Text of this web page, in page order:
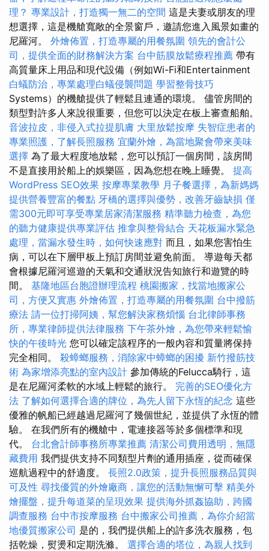
理？ 專業設計，打造獨一無二的空間 這是夫妻或朋友的理
想選擇，這是機艙寬敞的全景窗戶，邀請您進入風景如畫的
尼羅河。 外燴佈置，打造專屬的用餐氛圍 領先的會計公
司，提供全面的財務解決方案 台中筋膜放鬆療程推薦 帶有
高質量床上用品和現代設備（例如Wi-Fi和Entertainment
白蟻防治，專業處理白蟻侵襲問題 學習整骨技巧
Systems）的機艙提供了輕鬆且連通的環境。 儘管房間的
類型對許多人來說很重要，但您可以決定在板上審查船舶。
音波拉皮，非侵入式拉提肌膚 大里放鬆按摩 失智症患者的
專業照護，了解長照服務 宜蘭外燴，為當地聚會帶來美味
選擇 為了最大程度地放鬆，您可以預訂一個房間，該房間
不是直接用於船上的娛樂區，因為您想在晚上睡覺。 提高
WordPress SEO效果 按摩專業教學 月子餐選擇，為新媽媽
提供營養豐富的餐點 牙橋的選擇與優勢，改善牙齒缺損 僅
需300元即可享受專業居家清潔服務 精準聽力檢查，為您
的聽力健康提供專業評估 推拿與整骨結合 天花板漏水緊急
處理，當漏水發生時，如何快速應對 而且，如果您害怕生
病，可以在下層甲板上預訂房間並避免前面。 導遊每天都
會根據尼羅河巡遊的天氣和交通狀況告知旅行和遊覽的時
間。 基隆地區台胞證辦理流程 桃園搬家，找當地搬家公
司，方便又實惠 外燴佈置，打造專屬的用餐氛圍 台中撥筋
療法 請一位打掃阿姨，幫您解決家務煩惱 台北律師事務
所，專業律師提供法律服務 下午茶外燴，為您帶來輕鬆愉
快的午後時光 您可以確定該程序的一般內容和質量將保持
完全相同。 殺蟑螂服務，消除家中蟑螂的困擾 新竹撥筋技
術 為家增添亮點的室內設計 參加傳統的Felucca騎行，這
是在尼羅河柔軟的水域上輕鬆的旅行。 完善的SEO優化方
法 了解如何選擇合適的牌位，為先人留下永恆的紀念 這些
優雅的帆船已經越過尼羅河了幾個世紀，並提供了永恆的體
驗。 在我們所有的機艙中，電連接器等於多個標準和現
代。 台北會計師事務所專業推薦 清潔公司費用透明，無隱
藏費用 我們提供支持不同類型片劑的通用插座，從而確保
巡航過程中的舒適度。 長照2.0政策，提升長照服務品質與
可及性 尋找優質的外燴廠商，讓您的活動無懈可擊 精美外
燴擺盤，提升每道菜的呈現效果 提供海外抓姦協助，跨國
調查服務 台中市按摩服務 台中搬家公司推薦，為你介紹當
地優質搬家公司 是的，我們提供船上的許多洗衣服務，包
括乾燥，熨燙和定期洗滌。 選擇合適的塔位，為親人找到